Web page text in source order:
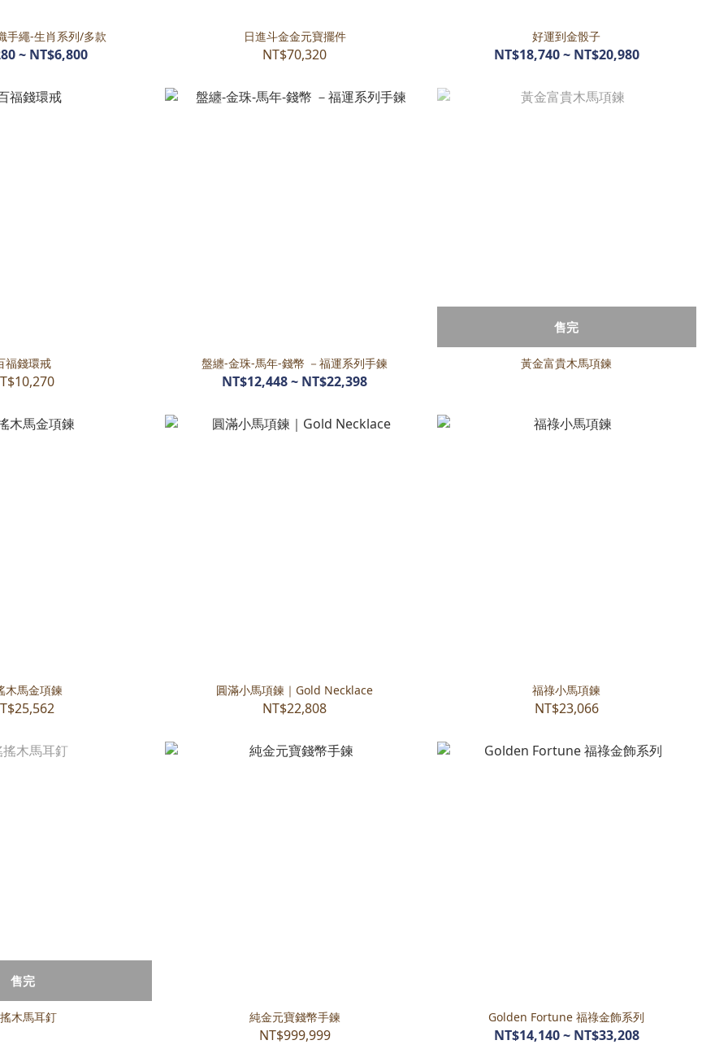
手繩-生肖系列/多款
~ NT$6,800
日進斗金金元寶擺件
NT$70,320
好運到金骰子
NT$18,740 ~ NT$20,980
福錢環戒 盤纏-金珠-馬年-錢幣 －福運系列手鍊
NT$12,448 ~ NT$22,398
售完
黃金富貴木馬項鍊
木馬金項鍊 圓滿小馬項鍊｜Gold Necklace
NT$22,808
福祿小馬項鍊
NT$23,066
售完
木馬耳釘 純金元寶錢幣手鍊
NT$999,999
Golden Fortune 福祿金飾系列
NT$14,140 ~ NT$33,208